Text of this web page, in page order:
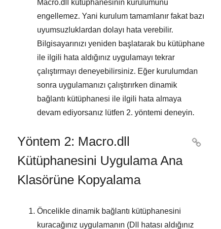
Macro.dll
kütüphanesinin kurulumunu
engellemez. Yani kurulum tamamlanır fakat bazı
uyumsuzluklardan dolayı hata verebilir.
Bilgisayarınızı yeniden başlatarak bu kütüphane
ile ilgili hata aldığınız uygulamayı tekrar
çalıştırmayı deneyebilirsiniz. Eğer kurulumdan
sonra uygulamanızı çalıştırırken dinamik
bağlantı kütüphanesi ile ilgili hata almaya
devam ediyorsanız lütfen 2. yöntemi deneyin.
Yöntem 2: Macro.dll
Kütüphanesini Uygulama Ana
Klasörüne Kopyalama

Öncelikle dinamik bağlantı kütüphanesini
kuracağınız uygulamanın (Dll hatası aldığınız